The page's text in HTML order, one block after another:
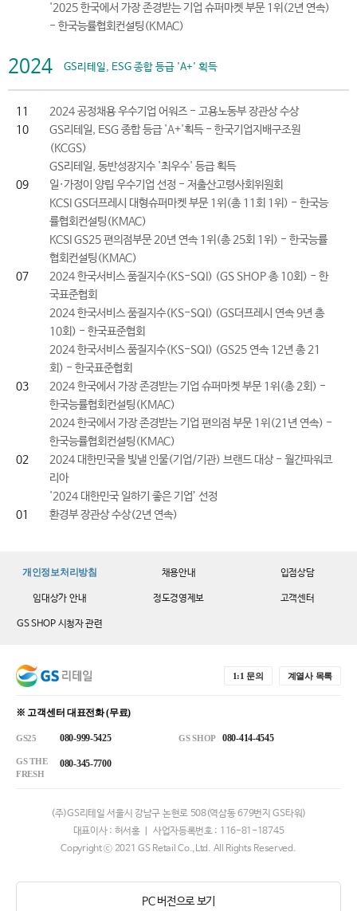
'2025 한국에서 가장 존경받는 기업 슈퍼마켓 부문 1위(2년 연속)
- 한국능률협회컨설팅(KMAC)
2024 GS리테일, ESG 종합 등급 'A+' 획득
11
2024 공정채용 우수기업 어워즈 - 고용노동부 장관상 수상
10
GS리테일, ESG 종합 등급 'A+'획득 - 한국기업지배구조원
(KCGS)
GS리테일, 동반성장지수 '최우수' 등급 획득
09
일·가정이 양립 우수기업 선정 - 저출산고령사회위원회
KCSI GS더프레시 대형슈퍼마켓 부문 1위(총 11회 1위) - 한국능
률협회컨설팅(KMAC)
KCSI GS25 편의점부문 20년 연속 1위(총 25회 1위) - 한국능률
협회컨설팅(KMAC)
07
2024 한국서비스 품질지수(KS-SQI) (GS SHOP 총 10회) - 한
국표준협회
2024 한국서비스 품질지수(KS-SQI) (GS더프레시 연속 9년 총
10회) - 한국표준협회
2024 한국서비스 품질지수(KS-SQI) (GS25 연속 12년 총 21
회) - 한국표준협회
03
2024 한국에서 가장 존경받는 기업 슈퍼마켓 부문 1위(총 2회) -
한국능률협회컨설팅(KMAC)
2024 한국에서 가장 존경받는 기업 편의점 부문 1위(21년 연속) -
한국능률협회컨설팅(KMAC)
02
2024 대한민국을 빛낼 인물(기업/기관) 브랜드 대상 - 월간파워코
리아
'2024 대한민국 일하기 좋은 기업’ 선정
01
환경부 장관상 수상(2년 연속)
개인정보처리방침 채용안내 입점상담
임대상가 안내 정도경영제보 고객센터
GS SHOP 시청자 관련
1:1 문의 계열사 목록
※ 고객센터 대표전화 (무료)
GS25 080-999-5425 GS SHOP 080-414-4545
GS THE
FRESH
080-345-7700
(주)GS리테일 서울시 강남구 논현로 508(역삼동 679번지 GS타워)
대표이사 : 허서홍 ㅣ 사업자등록번호 : 116-81-18745
Copyright ⓒ 2021 GS Retail Co.,Ltd. All Rights Reserved.
PC 버전으로 보기